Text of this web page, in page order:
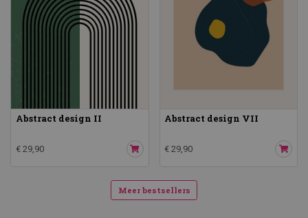
Abstract design II
€ 29,90
Abstract design VII
€ 29,90
Meer bestsellers